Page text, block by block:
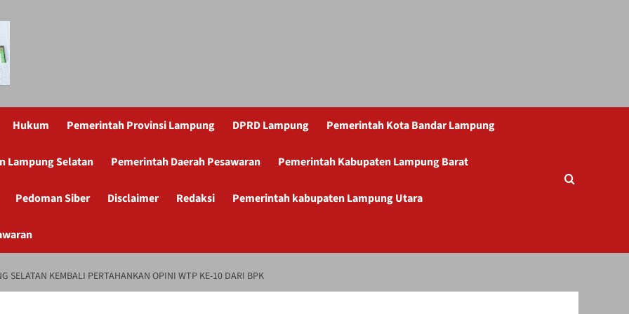
Hukum Pemerintah Provinsi Lampung DPRD Lampung Pemerintah Kota Bandar Lampung
Lampung Selatan Pemerintah Daerah Pesawaran Pemerintah Kabupaten Lampung Barat
Pedoman Siber Disclaimer Redaksi Pemerintah kabupaten Lampung Utara
SELATAN KEMBALI PERTAHANKAN OPINI WTP KE-10 DARI BPK